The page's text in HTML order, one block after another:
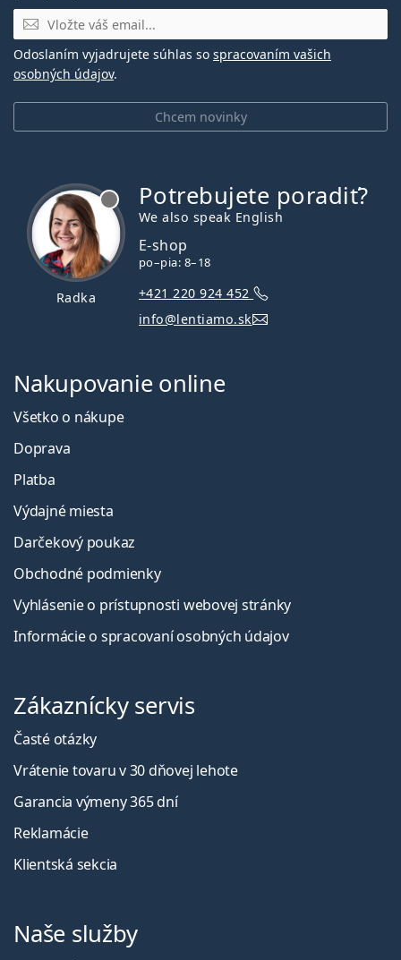
E-mail
Chcem novinky
Odoslaním vyjadrujete súhlas so spracovaním vašich
osobných údajov.
Radka
Potrebujete poradiť?
We also speak English
E-shop
po–pia: 8–18
+421 220 924 452
info@lentiamo.sk
Nakupovanie online
Všetko o nákupe
Doprava
Platba
Výdajné miesta
Darčekový poukaz
Obchodné podmienky
Vyhlásenie o prístupnosti webovej stránky
Informácie o spracovaní osobných údajov
Zákaznícky servis
Časté otázky
Vrátenie tovaru v 30 dňovej lehote
Garancia výmeny 365 dní
Reklamácie
Klientská sekcia
Naše služby